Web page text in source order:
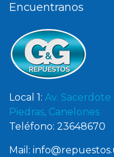
Encuentranos
Local 1: Av. Sacerdote
Piedras, Canelones
Teléfono: 23648670
Mail: